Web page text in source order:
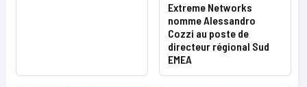
Extreme Networks
nomme Alessandro
Cozzi au poste de
directeur régional Sud
EMEA